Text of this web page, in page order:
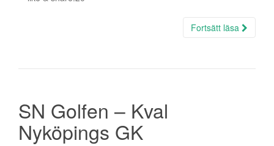
Fortsätt läsa
SN Golfen – Kval
Nyköpings GK